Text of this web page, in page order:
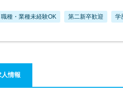
職種・業種未経験OK 第二新卒歓迎 学
人情報